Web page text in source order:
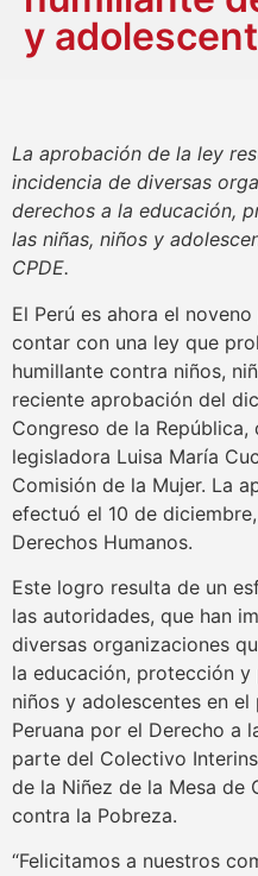
y
La aprobación de la ley
incidencia de diversas
derechos a la educación,
las niñas, niños y
CPDE.
El Perú es ahora el
contar con una ley que
humillante contra niños,
reciente aprobación del
Congreso de la
legisladora Luisa María
Comisión de la Mujer. La
efectuó el 10 de
Derechos Humanos.
Este logro resulta de un
las autoridades, que han
diversas organizaciones
la educación, protección
niños y adolescentes en
Peruana por el Derecho a
parte del Colectivo
de la Niñez de la Mesa de
contra la Pobreza.
“Felicitamos a nuestros